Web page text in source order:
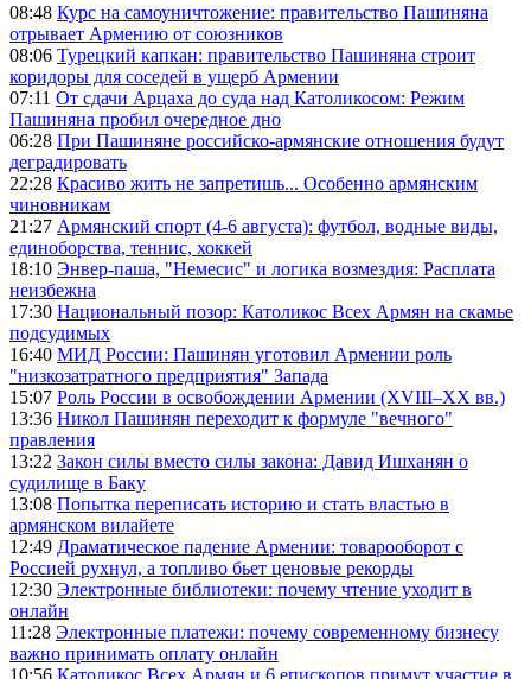
08:48 Курс на самоуничтожение: правительство Пашиняна
отрывает Армению от союзников
08:06 Турецкий капкан: правительство Пашиняна строит
коридоры для соседей в ущерб Армении
07:11 От сдачи Арцаха до суда над Католикосом: Режим
Пашиняна пробил очередное дно
06:28 При Пашиняне российско-армянские отношения будут
деградировать
22:28 Красиво жить не запретишь... Особенно армянским
чиновникам
21:27 Армянский спорт (4-6 августа): футбол, водные виды,
единоборства, теннис, хоккей
18:10 Энвер-паша, "Немесис" и логика возмездия: Расплата
неизбежна
17:30 Национальный позор: Католикос Всех Армян на скамье
подсудимых
16:40 МИД России: Пашинян уготовил Армении роль
"низкозатратного предприятия" Запада
15:07 Роль России в освобождении Армении (XVIII–XX вв.)
13:36 Никол Пашинян переходит к формуле "вечного"
правления
13:22 Закон силы вместо силы закона: Давид Ишханян о
судилище в Баку
13:08 Попытка переписать историю и стать властью в
армянском вилайете
12:49 Драматическое падение Армении: товарооборот с
Россией рухнул, а топливо бьет ценовые рекорды
12:30 Электронные библиотеки: почему чтение уходит в
онлайн
11:28 Электронные платежи: почему современному бизнесу
важно принимать оплату онлайн
10:56 Католикос Всех Армян и 6 епископов примут участие в